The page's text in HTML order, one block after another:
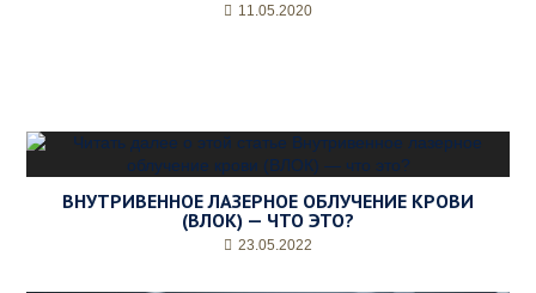
11.05.2020
ВНУТРИВЕННОЕ ЛАЗЕРНОЕ ОБЛУЧЕНИЕ КРОВИ
(ВЛОК) — ЧТО ЭТО?
23.05.2022